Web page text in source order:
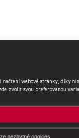
načtení webové stránky, díky
zvolit svou preferovanou
nezbytné cookies